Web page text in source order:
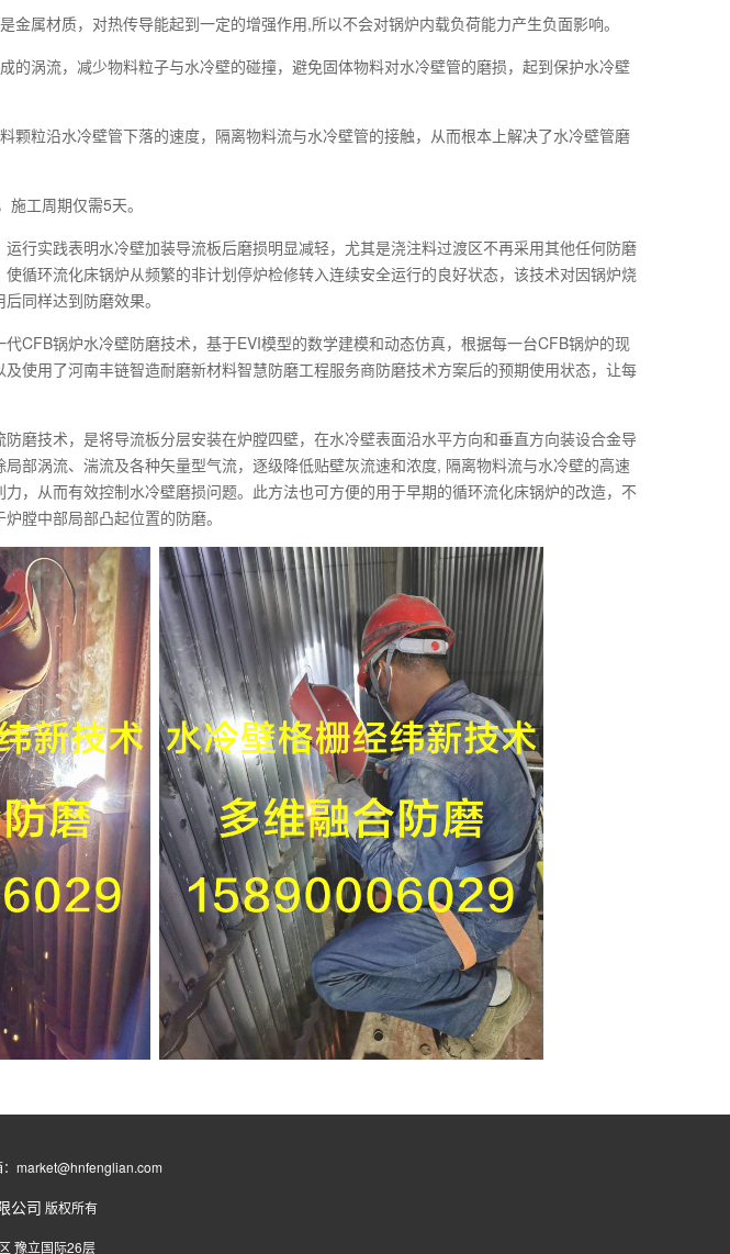
金属材质，对热传导能起到一定的增强作用,所以不会对锅炉内载负荷能力产生负面影响。
的涡流，减少物料粒子与水冷壁的碰撞，避免固体物料对水冷壁管的磨损，起到保护水冷壁
颗粒沿水冷壁管下落的速度，隔离物料流与水冷壁管的接触，从而根本上解决了水冷壁管磨
施工周期仅需5天。
行实践表明水冷壁加装导流板后磨损明显减轻，尤其是浇注料过渡区不再采用其他任何防磨
循环流化床锅炉从频繁的非计划停炉检修转入连续安全运行的良好状态，该技术对因锅炉烧
同样达到防磨效果。
CFB锅炉水冷壁防磨技术，基于EVI模型的数学建模和动态仿真，根据每一台CFB锅炉的现
使用了河南丰链智造耐磨新材料智慧防磨工程服务商防磨技术方案后的预期使用状态，让每
磨技术，是将导流板分层安装在炉膛四壁，在水冷壁表面沿水平方向和垂直方向装设合金导
部涡流、湍流及各种矢量型气流，逐级降低贴壁灰流速和浓度, 隔离物料流与水冷壁的高速
，从而有效控制水冷壁磨损问题。此方法也可方便的用于早期的循环流化床锅炉的改造，不
膛中部局部凸起位置的防磨。
market@hnfenglian.com
公司 版权所有
豫立国际26层